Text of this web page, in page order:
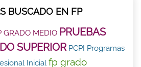
BUSCADO EN FP
GRADO MEDIO PRUEBAS
SUPERIOR PCPI Programas
Inicial fp grado